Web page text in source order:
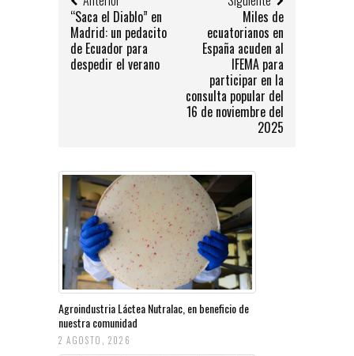
“Saca el Diablo” en
Madrid: un pedacito
de Ecuador para
despedir el verano
Miles de
ecuatorianos en
España acuden al
IFEMA para
participar en la
consulta popular del
16 de noviembre del
2025
Agroindustria Láctea Nutralac, en beneficio de
nuestra comunidad
2 AGOSTO, 2026